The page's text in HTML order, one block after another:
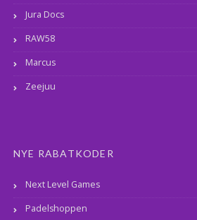
Jura Docs
RAW58
Marcus
Zeejuu
NYE RABATKODER
Next Level Games
Padelshoppen